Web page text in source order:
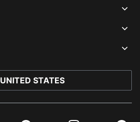
UNITED STATES